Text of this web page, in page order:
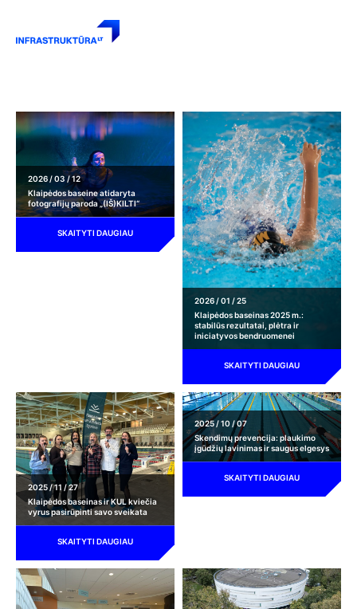
2026 / 03 / 12
Klaipėdos baseine atidaryta
fotografijų paroda „(IŠ)KILTI“
SKAITYTI DAUGIAU
2026 / 01 / 25
Klaipėdos baseinas 2025 m.:
stabilūs rezultatai, plėtra ir
iniciatyvos bendruomenei
SKAITYTI DAUGIAU
2025 / 11 / 27
Klaipėdos baseinas ir KUL kviečia
vyrus pasirūpinti savo sveikata
SKAITYTI DAUGIAU
2025 / 10 / 07
Skendimų prevencija: plaukimo
įgūdžių lavinimas ir saugus elgesys
SKAITYTI DAUGIAU